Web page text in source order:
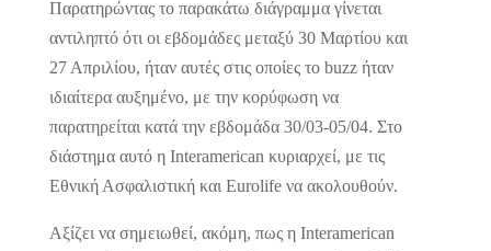
Παρατηρώντας το παρακάτω διάγραμμα γίνεται
αντιληπτό ότι οι εβδομάδες μεταξύ 30 Μαρτίου και
27 Απριλίου, ήταν αυτές στις οποίες το buzz ήταν
ιδιαίτερα αυξημένο, με την κορύφωση να
παρατηρείται κατά την εβδομάδα 30/03-05/04. Στο
διάστημα αυτό η Interamerican κυριαρχεί, με τις
Εθνική Ασφαλιστική και Eurolife να ακολουθούν.
Αξίζει να σημειωθεί, ακόμη, πως η Interamerican